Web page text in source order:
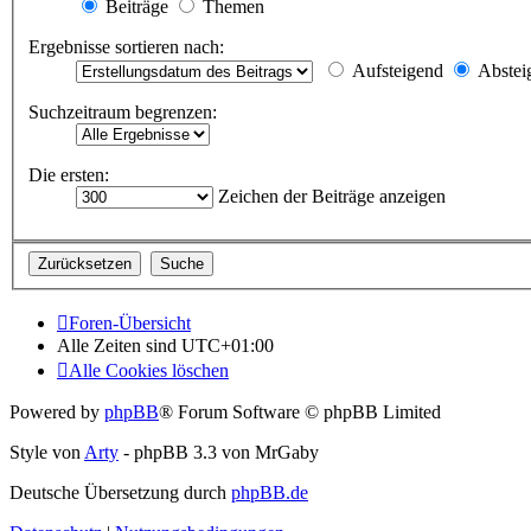
Beiträge
Themen
Ergebnisse sortieren nach:
Aufsteigend
Suchzeitraum begrenzen:
Die ersten:
Zeichen der Beiträge anzeigen
Foren-Übersicht
Alle Zeiten sind UTC+01:00
Alle Cookies löschen
Powered by phpBB® Forum Software © phpBB Limited
Style von Arty - phpBB 3.3 von MrGaby
Deutsche Übersetzung durch phpBB.de